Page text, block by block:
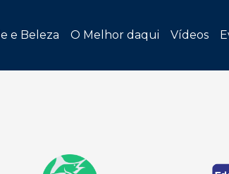
e Beleza O Melhor daqui Vídeos